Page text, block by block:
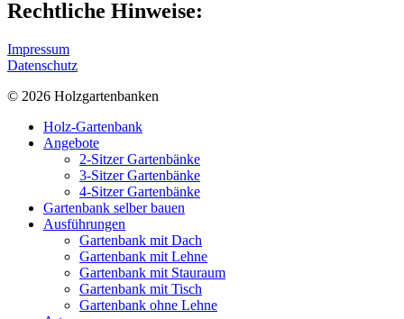
Rechtliche Hinweise:
Impressum
Datenschutz
© 2026 Holzgartenbanken
Holz-Gartenbank
Angebote
2-Sitzer Gartenbänke
3-Sitzer Gartenbänke
4-Sitzer Gartenbänke
Gartenbank selber bauen
Ausführungen
Gartenbank mit Dach
Gartenbank mit Lehne
Gartenbank mit Stauraum
Gartenbank mit Tisch
Gartenbank ohne Lehne